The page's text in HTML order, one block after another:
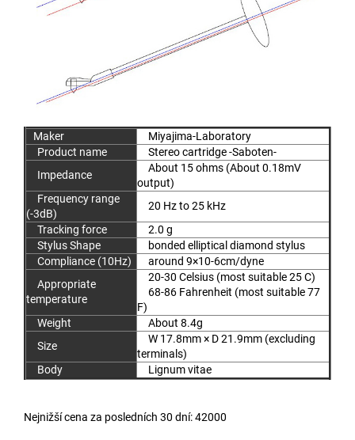
Maker
Miyajima-Laboratory
Product name
Stereo cartridge -Saboten-
Impedance
About 15 ohms (About 0.18mV
output)
Frequency range
(-3dB)
20 Hz to 25 kHz
Tracking force
2.0 g
Stylus Shape
bonded elliptical diamond stylus
Compliance (10Hz)
around 9×10-6cm/dyne
Appropriate
temperature
20-30 Celsius (most suitable 25 C)
68-86 Fahrenheit (most suitable 77
F)
Weight
About 8.4g
Size
W 17.8mm × D 21.9mm (excluding
terminals)
Body
Lignum vitae
Nejnižší cena za posledních 30 dní: 42000